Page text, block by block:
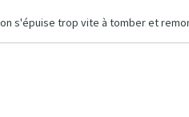
s'épuise trop vite à tomber et